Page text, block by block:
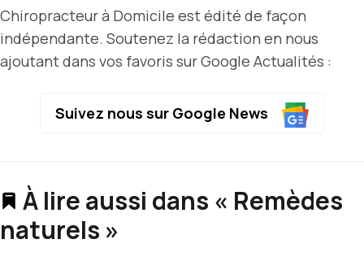
Chiropracteur à Domicile est édité de façon
indépendante. Soutenez la rédaction en nous
ajoutant dans vos favoris sur Google Actualités :
Suivez nous sur Google News
À lire aussi dans « Remèdes
naturels »